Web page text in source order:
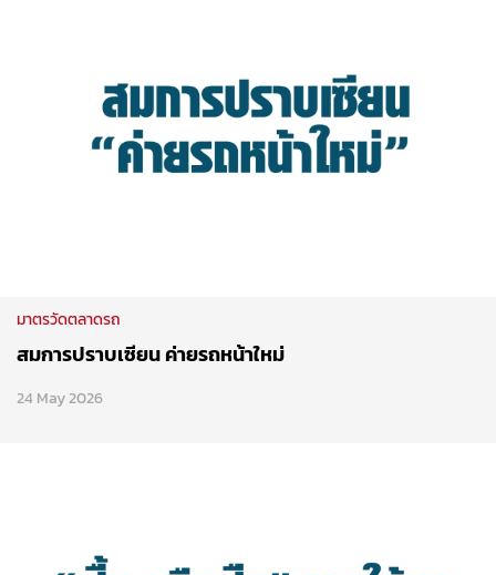
มาตรวัดตลาดรถ
สมการปราบเซียน ค่ายรถหน้าใหม่
24 May 2026